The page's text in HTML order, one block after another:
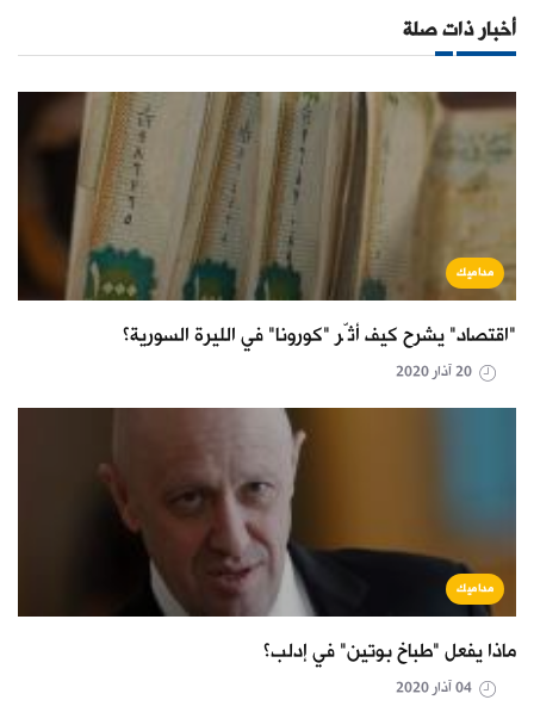
أخبار ذات صلة
مداميك
"اقتصاد" يشرح كيف أثّر "كورونا" في الليرة السورية؟
مداميك
ماذا يفعل "طباخ بوتين" في إدلب؟